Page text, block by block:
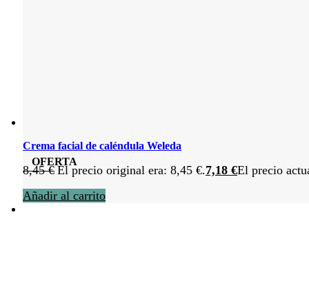
OFERTA
Crema facial de caléndula Weleda
8,45€ El precio original era: 8,45 €.7,18 €El precio
Añadir al carrito